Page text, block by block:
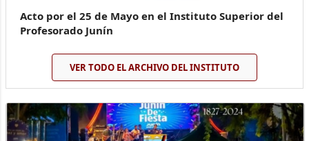
Acto por el 25 de Mayo en el Instituto Superior del
Profesorado Junín
VER TODO EL ARCHIVO DEL INSTITUTO